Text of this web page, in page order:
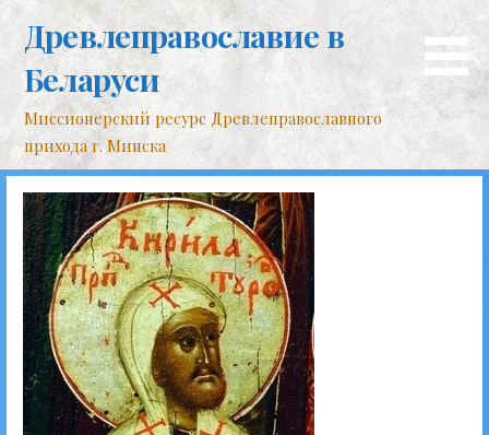
контенту
Древлеправославие в
Беларуси
Миссионерский ресурс Древлеправославного
прихода г. Минска